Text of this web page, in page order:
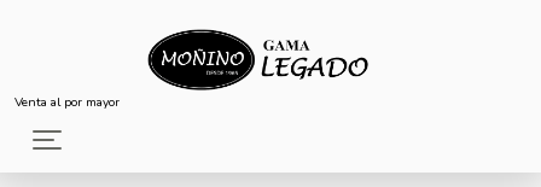
Venta al por mayor
(Untitled)